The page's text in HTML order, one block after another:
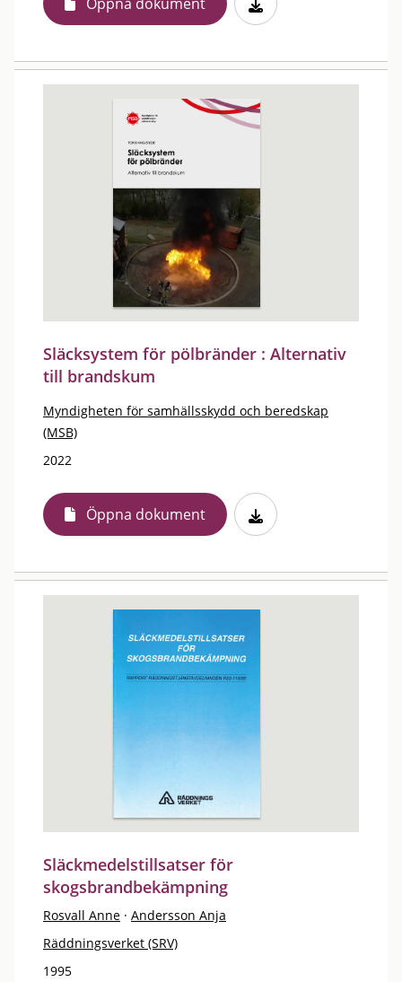
Släcksystem för pölbränder : Alternativ
till brandskum
Myndigheten för samhällsskydd och beredskap
(MSB)
2022
Öppna dokument
Släckmedelstillsatser för
skogsbrandbekämpning
Rosvall Anne · Andersson Anja
Räddningsverket (SRV)
1995